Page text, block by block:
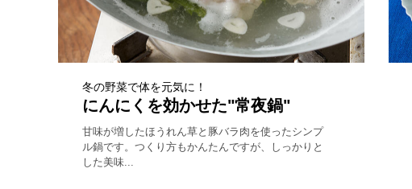
冬の野菜で体を元気に！
にんにくを効かせた"常夜鍋"
甘味が増したほうれん草と豚バラ肉を使ったシンプ
ル鍋です。つくり方もかんたんですが、しっかりと
した美味...